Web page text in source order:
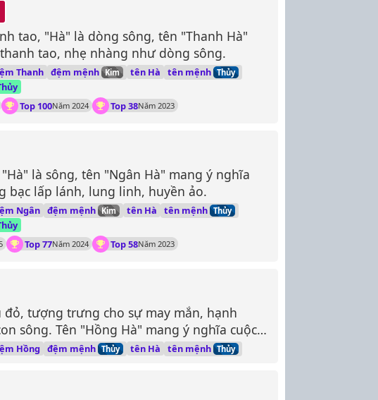
tao, "Hà" là dòng sông, tên "Thanh Hà"
tao, nhẹ nhàng như dòng sông.
Thanh đệm mệnh Kim tên Hà tên mệnh Thủy
Top 100Năm 2024 Top 38Năm 2023
là sông, tên "Ngân Hà" mang ý nghĩa
bạc lấp lánh, lung linh, huyền ảo.
Ngân đệm mệnh Kim tên Hà tên mệnh Thủy
Top 77Năm 2024 Top 58Năm 2023
đỏ, tượng trưng cho sự may mắn, hạnh
sông. Tên "Hồng Hà" mang ý nghĩa cuộc
phúc, như dòng sông chảy mãi, không
Hồng đệm mệnh Thủy tên Hà tên mệnh Thủy